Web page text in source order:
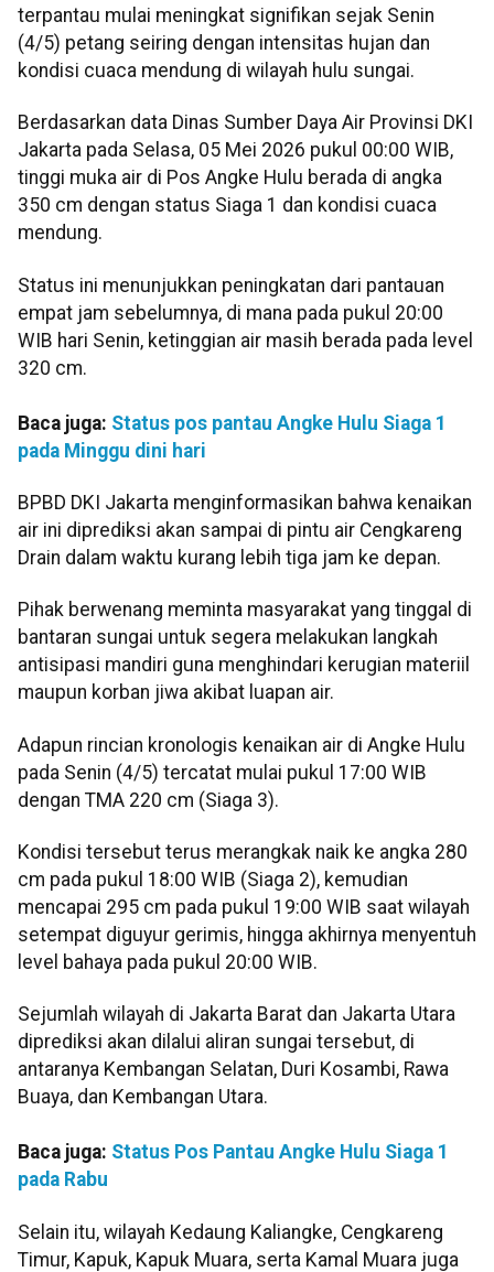
terpantau mulai meningkat signifikan sejak Senin
(4/5) petang seiring dengan intensitas hujan dan
kondisi cuaca mendung di wilayah hulu sungai.
Berdasarkan data Dinas Sumber Daya Air Provinsi DKI
Jakarta pada Selasa, 05 Mei 2026 pukul 00:00 WIB,
tinggi muka air di Pos Angke Hulu berada di angka
350 cm dengan status Siaga 1 dan kondisi cuaca
mendung.
Status ini menunjukkan peningkatan dari pantauan
empat jam sebelumnya, di mana pada pukul 20:00
WIB hari Senin, ketinggian air masih berada pada level
320 cm.
Baca juga: Status pos pantau Angke Hulu Siaga 1
pada Minggu dini hari
BPBD DKI Jakarta menginformasikan bahwa kenaikan
air ini diprediksi akan sampai di pintu air Cengkareng
Drain dalam waktu kurang lebih tiga jam ke depan.
Pihak berwenang meminta masyarakat yang tinggal di
bantaran sungai untuk segera melakukan langkah
antisipasi mandiri guna menghindari kerugian materiil
maupun korban jiwa akibat luapan air.
Adapun rincian kronologis kenaikan air di Angke Hulu
pada Senin (4/5) tercatat mulai pukul 17:00 WIB
dengan TMA 220 cm (Siaga 3).
Kondisi tersebut terus merangkak naik ke angka 280
cm pada pukul 18:00 WIB (Siaga 2), kemudian
mencapai 295 cm pada pukul 19:00 WIB saat wilayah
setempat diguyur gerimis, hingga akhirnya menyentuh
level bahaya pada pukul 20:00 WIB.
Sejumlah wilayah di Jakarta Barat dan Jakarta Utara
diprediksi akan dilalui aliran sungai tersebut, di
antaranya Kembangan Selatan, Duri Kosambi, Rawa
Buaya, dan Kembangan Utara.
Baca juga: Status Pos Pantau Angke Hulu Siaga 1
pada Rabu
Selain itu, wilayah Kedaung Kaliangke, Cengkareng
Timur, Kapuk, Kapuk Muara, serta Kamal Muara juga